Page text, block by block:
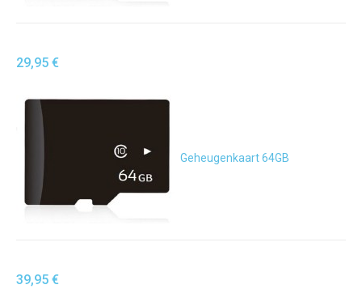
29,95 €
Geheugenkaart 64GB
39,95 €